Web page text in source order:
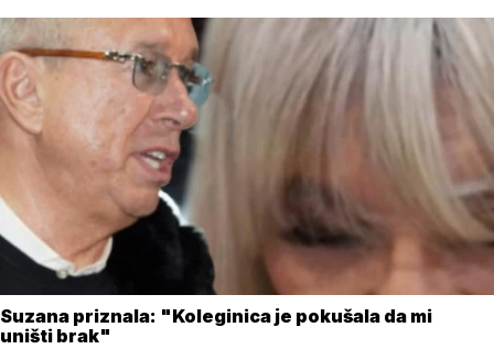
Suzana priznala: "Koleginica je pokušala da mi
uništi brak"